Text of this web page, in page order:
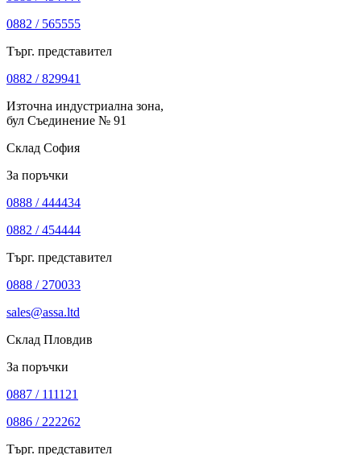
0882 / 565555
Търг. представител
0882 / 829941
Източна индустриална зона,
бул Съединение № 91
Склад София
За поръчки
0888 / 444434
0882 / 454444
Търг. представител
0888 / 270033
sales@assa.ltd
Склад Пловдив
За поръчки
0887 / 111121
0886 / 222262
Търг. представител